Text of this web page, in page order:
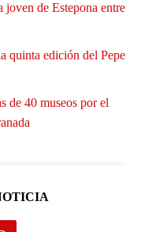
de Estepona entre
quinta edición del Pepe
de 40 museos por el